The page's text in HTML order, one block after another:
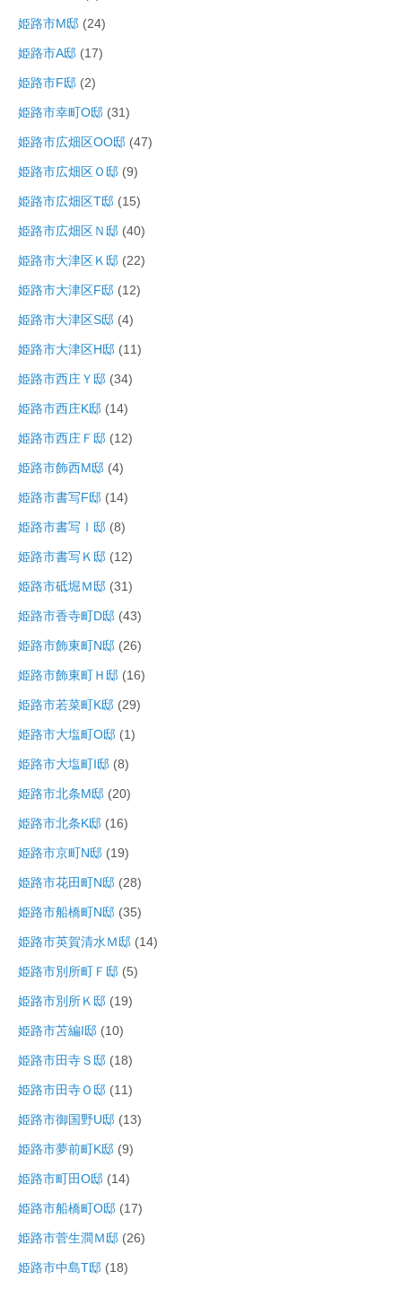
姫路市M邸 (24)
姫路市A邸 (17)
姫路市F邸 (2)
姫路市幸町O邸 (31)
姫路市広畑区OO邸 (47)
姫路市広畑区Ｏ邸 (9)
姫路市広畑区T邸 (15)
姫路市広畑区Ｎ邸 (40)
姫路市大津区Ｋ邸 (22)
姫路市大津区F邸 (12)
姫路市大津区S邸 (4)
姫路市大津区H邸 (11)
姫路市西庄Ｙ邸 (34)
姫路市西庄K邸 (14)
姫路市西庄Ｆ邸 (12)
姫路市飾西M邸 (4)
姫路市書写F邸 (14)
姫路市書写Ⅰ邸 (8)
姫路市書写Ｋ邸 (12)
姫路市砥堀Ｍ邸 (31)
姫路市香寺町D邸 (43)
姫路市飾東町N邸 (26)
姫路市飾東町Ｈ邸 (16)
姫路市若菜町K邸 (29)
姫路市大塩町O邸 (1)
姫路市大塩町I邸 (8)
姫路市北条M邸 (20)
姫路市北条K邸 (16)
姫路市京町N邸 (19)
姫路市花田町N邸 (28)
姫路市船橋町N邸 (35)
姫路市英賀清水Ｍ邸 (14)
姫路市別所町Ｆ邸 (5)
姫路市別所Ｋ邸 (19)
姫路市苫編I邸 (10)
姫路市田寺Ｓ邸 (18)
姫路市田寺Ｏ邸 (11)
姫路市御国野U邸 (13)
姫路市夢前町K邸 (9)
姫路市町田O邸 (14)
姫路市船橋町O邸 (17)
姫路市菅生澗Ｍ邸 (26)
姫路市中島T邸 (18)